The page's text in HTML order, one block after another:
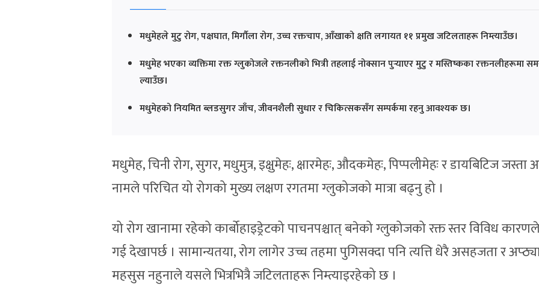
मधुमेहले मुटु रोग, पक्षघात, मिर्गौला रोग, उच्च रक्तचाप, आँखाको क्षति लगायत ११ प्रमुख जटिलताहरू निम्त्याउँछ।
मधुमेह भएका व्यक्तिमा रक्त ग्लुकोजले रक्तनलीको भित्री तहलाई नोक्सान पुर्‍याएर मुटु र मस्तिष्कका रक्तनलीहरूमा
ल्याउँछ।
मधुमेहको नियमित ब्लडसुगर जाँच, जीवनशैली सुधार र चिकित्सकसँग सम्पर्कमा रहनु आवश्यक छ।
मधुमेह, चिनी रोग, सुगर, मधुमुत्र, इक्षुमेहः, क्षारमेहः, औदकमेहः, पिप्पलीमेहः र डायबिटिज जस्ता
नामले परिचित यो रोगको मुख्य लक्षण रगतमा ग्लुकोजको मात्रा बढ्नु हो ।
यो रोग खानामा रहेको कार्बोहाइड्रेटको पाचनपश्चात् बनेको ग्लुकोजको रक्त स्तर विविध
गई देखापर्छ । सामान्यतया, रोग लागेर उच्च तहमा पुगिसक्दा पनि त्यत्ति धेरै असहजता र
महसुस नहुनाले यसले भित्रभित्रै जटिलताहरू निम्त्याइरहेको छ ।